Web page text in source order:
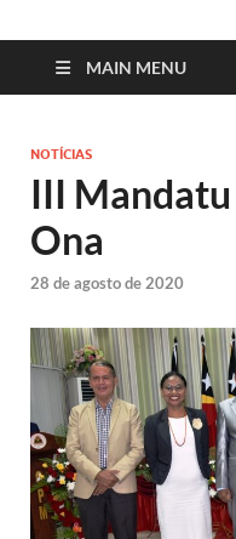
MAIN MENU
NOTÍCIAS
III
Ona
28 de agosto de 2020